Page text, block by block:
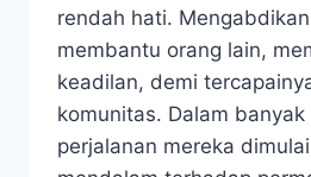
rendah hati.
membantu orang lain,
keadilan, demi
komunitas. Dalam banyak
perjalanan mereka